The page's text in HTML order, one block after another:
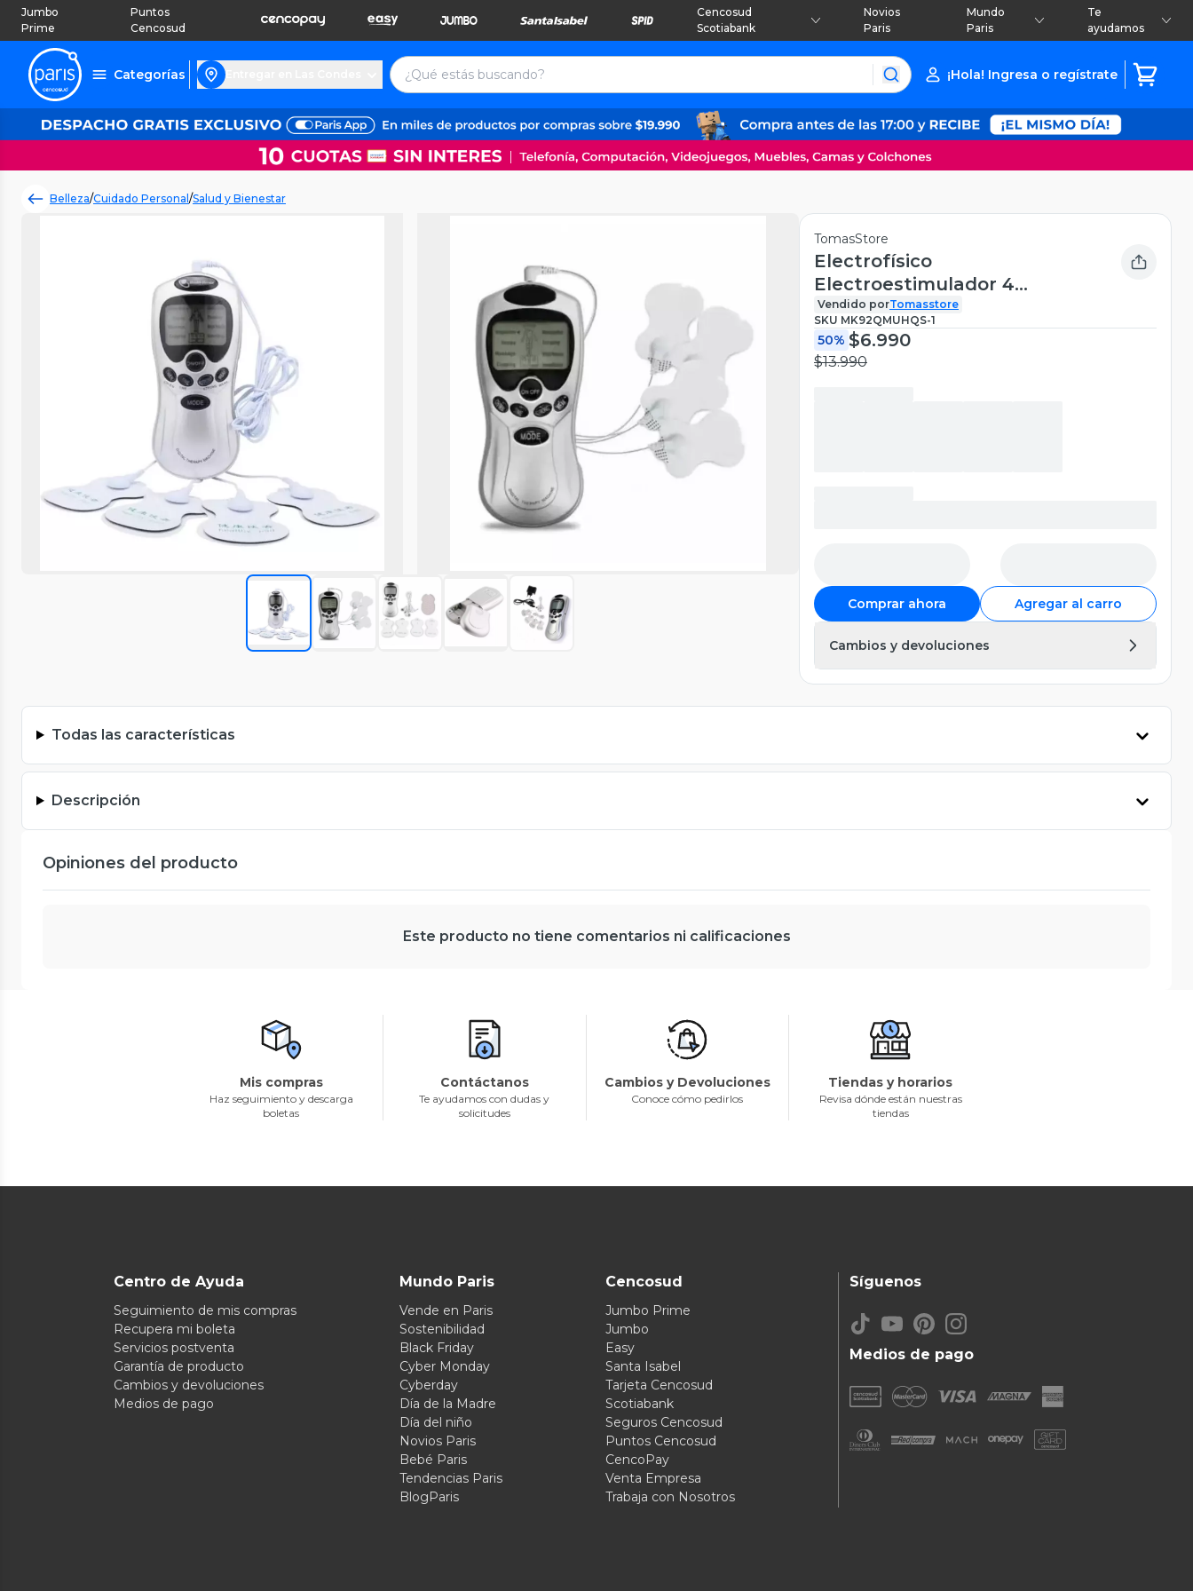
Jumbo
Prime
Puntos
Cencosud
Cencosud
Scotiabank
Novios
Paris
Mundo
Paris
Te
ayudamos
Categorías ¡Hola! Ingresa o regístrate
Belleza/Cuidado Personal /Salud y Bienestar
TomasStore
Electrofísico
Electroestimulador 4
Parches
Vendido porTomasstore
SKU MK92QMUHQS-1
50% $6.990
$13.990
Comprar ahora Agregar al carro
Cambios y devoluciones
Todas las características
Descripción
Opiniones del producto
Este producto no tiene comentarios ni calificaciones
Mis compras
Haz seguimiento y descarga
boletas
Contáctanos
Te ayudamos con dudas y
solicitudes
Cambios y Devoluciones
Conoce cómo pedirlos
Tiendas y horarios
Revisa dónde están nuestras
tiendas
Centro de Ayuda
Seguimiento de mis compras
Recupera mi boleta
Servicios postventa
Garantía de producto
Cambios y devoluciones
Medios de pago
Mundo Paris
Vende en Paris
Sostenibilidad
Black Friday
Cyber Monday
Cyberday
Día de la Madre
Día del niño
Novios Paris
Bebé Paris
Tendencias Paris
BlogParis
Cencosud
Jumbo Prime
Jumbo
Easy
Santa Isabel
Tarjeta Cencosud
Scotiabank
Seguros Cencosud
Puntos Cencosud
CencoPay
Venta Empresa
Trabaja con Nosotros
Medios de pago
Síguenos